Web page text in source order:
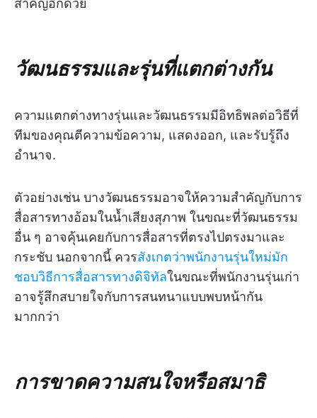
สำคัญอีกด้วย
วัฒนธรรมและรุ่นที่แตกต่างกัน
ความแตกต่างทางรุ่นและวัฒนธรรมมีอิทธิพลต่อวิธีที่
ทีมของคุณตีความข้อความ, แสดงออก, และรับรู้ถึง
อำนาจ.
ตัวอย่างเช่น บางวัฒนธรรมอาจให้ความสำคัญกับการ
สื่อสารทางอ้อมในน้ำเสียงสุภาพ ในขณะที่วัฒนธรรม
อื่น ๆ อาจคุ้นเคยกับการสื่อสารที่ตรงไปตรงมาและ
กระชับ นอกจากนี้ ควรสังเกตว่าพนักงานรุ่นใหม่มัก
ชอบวิธีการสื่อสารทางดิจิทัลในขณะที่พนักงานรุ่นเก่า
อาจรู้สึกสบายใจกับการสนทนาแบบพบหน้ากัน
มากกว่า
การขาดความสนใจหรือสมาธิ